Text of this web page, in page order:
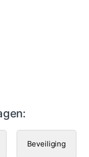
Beveiliging